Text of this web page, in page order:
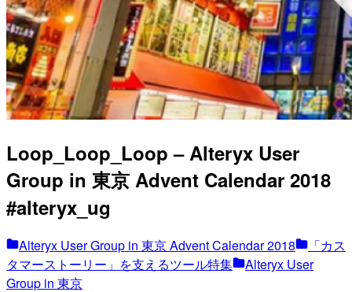
Loop_Loop_Loop – Alteryx User
Group in 東京 Advent Calendar 2018
#alteryx_ug
Alteryx User Group in 東京 Advent Calendar 2018
「カス
タマーストーリー」を支えるツール特集
Alteryx User
Group in 東京